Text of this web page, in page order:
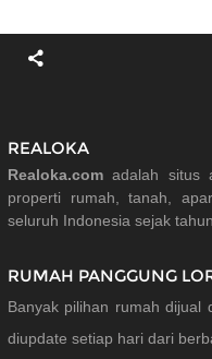
REALOKA
Realoka.com adalah situs
properti rumah, tanah,
seluruh Indonesia sejak
RUMAH PANGGUNG
Banyak pilihan rumah dijual
diupdate setiap hari dari